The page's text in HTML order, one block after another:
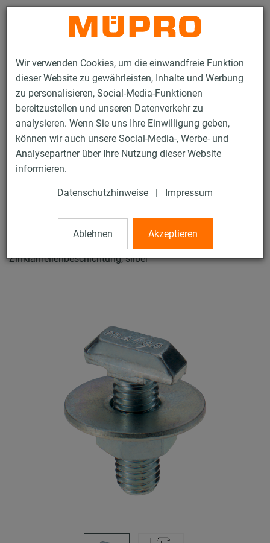
Wir verwenden Cookies, um die einwandfreie Funktion
dieser Website zu gewährleisten, Inhalte und Werbung
zu personalisieren, Social-Media-Funktionen
bereitzustellen und unseren Datenverkehr zu
analysieren. Wenn Sie uns Ihre Einwilligung geben,
können wir auch unsere Social-Media-, Werbe- und
Analysepartner über Ihre Nutzung dieser Website
informieren.
Datenschutzhinweise | Impressum
Ablehnen Akzeptieren
Kontakt
Produkte Befestigungstechnik
Schwerlast­befestigung
MPT-Installationsschienen für die Schwerlastbefestigung
MPT-Hammerkopfschrauben
MPT-Hammerkopfschrauben
Zinklamellenbeschichtung, silber